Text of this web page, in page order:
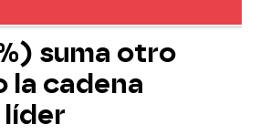
suma otro
la cadena